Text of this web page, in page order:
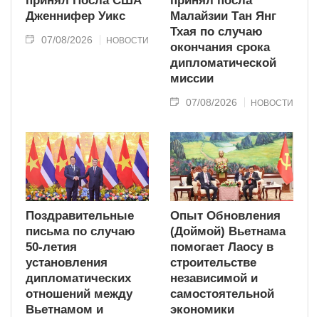
Дженнифер Уикс
07/08/2026 НОВОСТИ
Малайзии Тан Янг
Тхая по случаю
окончания срока
дипломатической
миссии
07/08/2026 НОВОСТИ
Поздравительные
письма по случаю
50-летия
установления
дипломатических
отношений между
Вьетнамом и
Опыт Обновления
(Доймой) Вьетнама
помогает Лаосу в
строительстве
независимой и
самостоятельной
экономики